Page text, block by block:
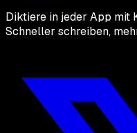
Diktiere in jeder App mit
Schneller schreiben,